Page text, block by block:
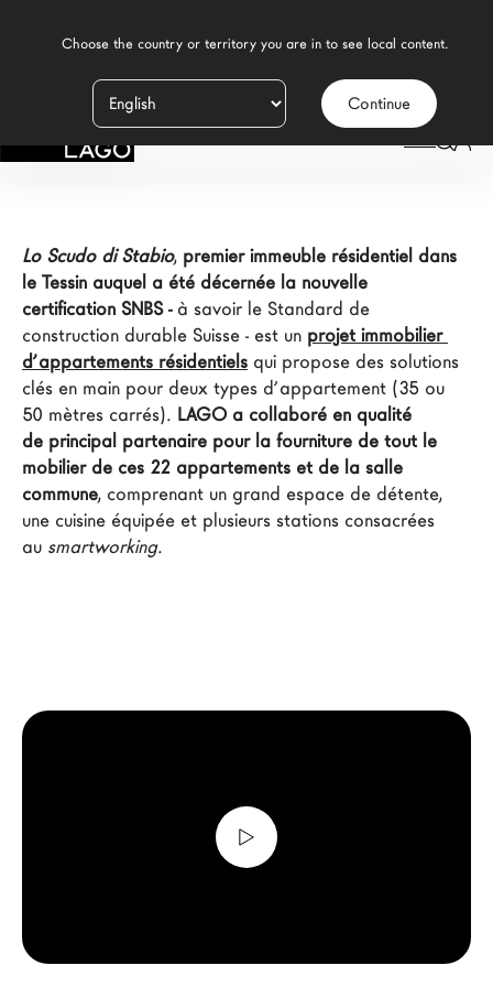
Continue
Produits
Contract
Magasins
Nouveaux Produits MDW26
Promotions
La Brand
Architectes
LAGO Homes
Lo Scudo di Stabio
Lo Scudo di Stabio, premier immeuble résidentiel dans
le Tessin auquel a été décernée la nouvelle
certification SNBS - à savoir le Standard de
construction durable Suisse - est un projet immobilier
d’appartements résidentiels qui propose des solutions
clés en main pour deux types d’appartement (35 ou
50 mètres carrés). LAGO a collaboré en qualité
de principal partenaire pour la fourniture de tout le
mobilier de ces 22 appartements et de la salle
commune, comprenant un grand espace de détente,
une cuisine équipée et plusieurs stations consacrées
au smartworking.